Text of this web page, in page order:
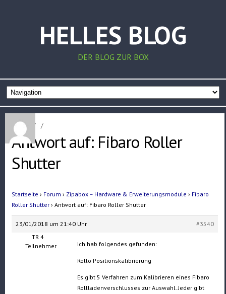
HELLES BLOG
DER BLOG ZUR BOX
Home / /
Antwort auf: Fibaro Roller
Shutter
Startseite › Forum › Zipabox – Hardware & Erweiterungsmodule › Fibaro
Roller Shutter › Antwort auf: Fibaro Roller Shutter
23/01/2018 um 21:40 Uhr
#3540
TR 4
Teilnehmer
Ich hab folgendes gefunden:
Rollo Positionskalibrierung
Es gibt 5 Verfahren zum Kalibrieren eines Fibaro
Rollladenverschlusses zur Auswahl. Jeder gibt